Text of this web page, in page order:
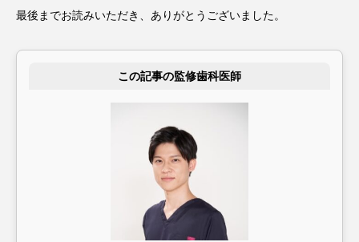
最後までお読みいただき、ありがとうございました。
この記事の監修歯科医師